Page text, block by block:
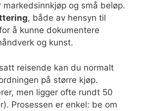
markedsinnkjøp og små beløp.
, både av hensyn til
å kunne dokumentere
og kunst.
reisende kan du normalt
på større kjøp.
men ligger ofte rundt 50
Prosessen er enkel: be om